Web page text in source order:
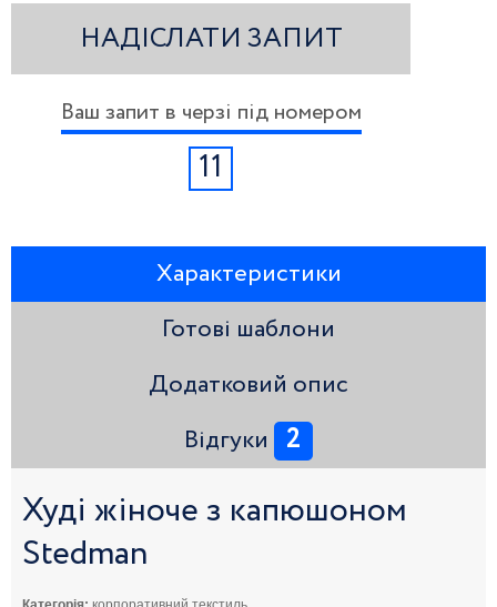
НАДІСЛАТИ ЗАПИТ
Ваш запит в черзі під номером
11
Характеристики
Готові шаблони
Додатковий опис
Відгуки 2
Худі жіноче з капюшоном
Stedman